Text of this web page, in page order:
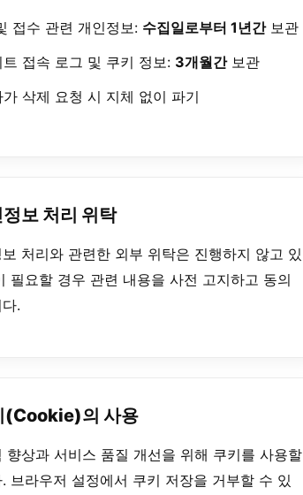
접수 관련 개인정보: 수집일로부터 1년간보관
트 접속 로그 및 쿠키 정보: 3개월간보관
가 삭제 요청 시 지체 없이 파기
보 처리 위탁
처리와 관련한 외부 위탁은 진행하지 않고 있
필요할 경우 관련 내용을 사전 고지하고 동의
.
(Cookie)의 사용
향상과 서비스 품질 개선을 위해 쿠키를 사용할
브라우저 설정에서 쿠키 저장을 거부할 수 있